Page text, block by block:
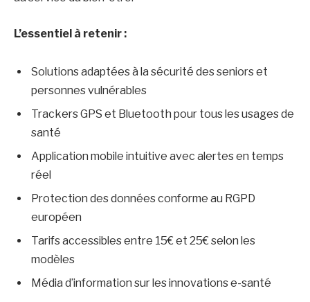
L’essentiel à retenir :
Solutions adaptées à la sécurité des seniors et
personnes vulnérables
Trackers GPS et Bluetooth pour tous les usages de
santé
Application mobile intuitive avec alertes en temps
réel
Protection des données conforme au RGPD
européen
Tarifs accessibles entre 15€ et 25€ selon les
modèles
Média d’information sur les innovations e-santé